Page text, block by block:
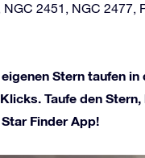
2451, NGC 2477,
Stern taufen
Taufe den
Finder App!